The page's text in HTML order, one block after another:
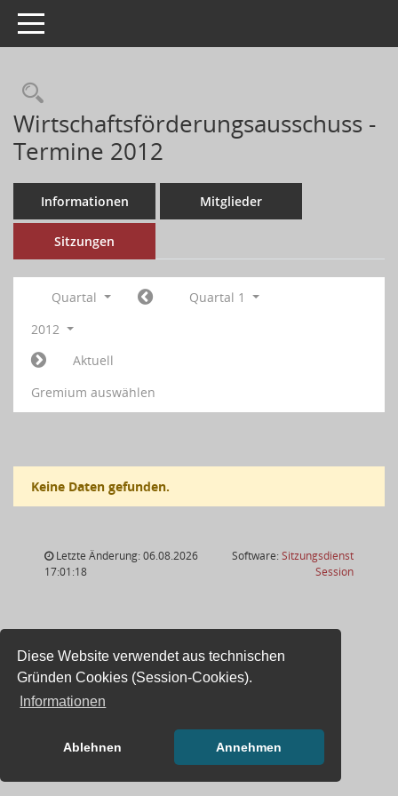
Diese Website verwendet aus technischen
Gründen Cookies (Session-Cookies).
Informationen
Ablehnen Annehmen
Toggle navigation
Wirtschaftsförderungsausschuss -
Termine 2012
Informationen Mitglieder
Sitzungen
Quartal
Quartal 1
2012
Aktuell
Gremium auswählen
Keine Daten gefunden.
Letzte Änderung: 06.08.2026
17:01:18
Software:Sitzungsdienst
Session(Wird in